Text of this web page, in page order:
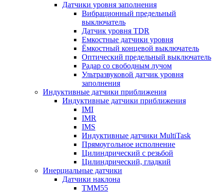
Датчики уровня заполнения
Вибрационный предельный
выключатель
Датчик уровня TDR
Емкостные датчики уровня
Ёмкостный концевой выключатель
Оптический предельный выключатель
Радар со свободным лучом
Ультразвуковой датчик уровня
заполнения
Индуктивные датчики приближения
Индуктивные датчики приближения
IMI
IMR
IMS
Индуктивные датчики MultiTask
Прямоугольное исполнение
Цилиндрический с резьбой
Цилиндрический, гладкий
Инерциальные датчики
Датчики наклона
TMM55